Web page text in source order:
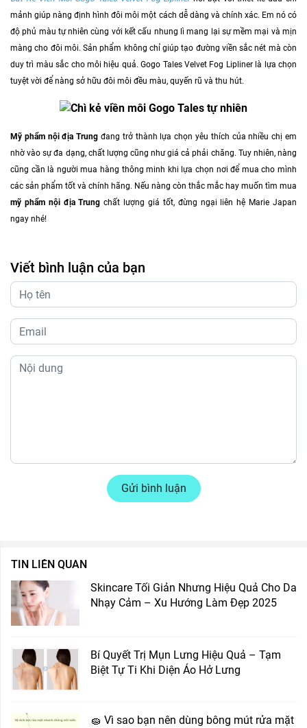
mảnh giúp nàng định hình đôi môi một cách dễ dàng và chính xác. Em nó có
độ phủ màu tự nhiên cùng với kết cấu nhung lì mang lại sự mềm mại và mịn
màng cho đôi môi. Sản phẩm không chỉ giúp tạo đường viền sắc nét mà còn
duy trì màu sắc cho môi hiệu quả. Gogo Tales Velvet Fog Lipliner là lựa chọn
tuyệt vời để nàng sở hữu đôi môi đều màu, quyến rũ và thu hút.
Mỹ phẩm nội địa Trung đang trở thành lựa chọn yêu thích của nhiều chị em
nhờ vào sự đa dạng, chất lượng cũng như giá cả phải chăng. Tuy nhiên, nàng
cũng cần là người mua hàng thông minh khi lựa chọn nơi để mua cho mình
các sản phẩm tốt và chính hãng. Nếu nàng còn thắc mắc hay muốn tìm mua
mỹ phẩm nội địa Trung chất lượng giá tốt, đừng ngại liên hệ Marie Japan
ngay nhé!
Viết bình luận của bạn
Gửi bình luận
TIN LIÊN QUAN
Skincare Tối Giản Nhưng Hiệu Quả Cho Da
Nhạy Cảm – Xu Hướng Làm Đẹp 2025
Bí Quyết Trị Mụn Lưng Hiệu Quả – Tạm
Biệt Tự Ti Khi Diện Áo Hở Lưng
🧽 Vì sao bạn nên dùng bông mút rửa mặt